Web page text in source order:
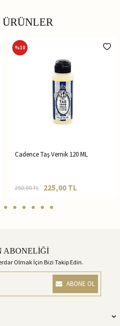
%10
Cadence Taş Vernik 120 ML
250,00TL 225,00TL
ABONELİĞİ
Olmak İçin Bizi Takip Edin.
ABONE OL